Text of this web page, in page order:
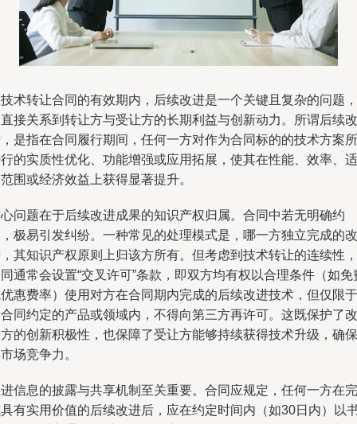
术转让合同的有效期内，后续改进是一个关键且复杂的问题，
接关系到转让方与受让方的长期利益与创新动力。所谓后续改
是指在合同履行期间，任何一方对作为合同标的的技术方案所
的实质性优化、功能增强或应用拓展，使其在性能、效率、适
围或经济效益上获得显著提升。
问题在于后续改进成果的知识产权归属。合同中若无明确约
极易引发纠纷。一种常见的处理模式是，哪一方独立完成的改
其知识产权原则上归该方所有。但考虑到技术转让的连续性，
通常会设置“交叉许可”条款，即双方均有权以合理条件（如免
惠费率）使用对方在合同期内完成的后续改进技术，但仅限于
同约定的产品或领域内，不得向第三方再许可。这既保护了改
的创新积极性，也保障了受让方能够持续获得技术升级，确保
场竞争力。
信息的披露与共享机制至关重要。合同应规定，任何一方在完
有实用价值的后续改进后，应在约定时间内（如30日内）以